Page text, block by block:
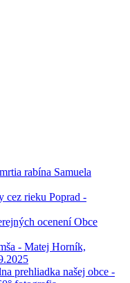
rabína Samuela
cez rieku Poprad -
ocenení Obce
- Matej Horník,
prehliadka našej obce -